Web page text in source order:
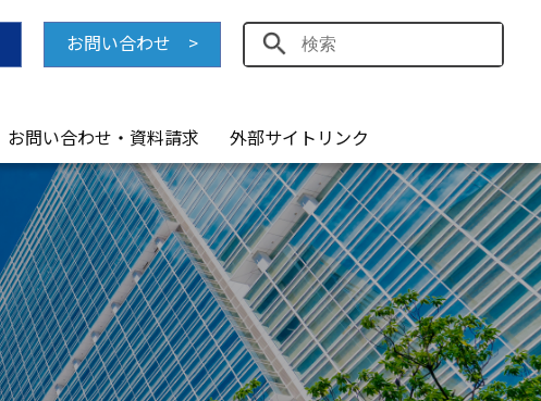
お問い合わせ >
お問い合わせ・資料請求 外部サイトリンク